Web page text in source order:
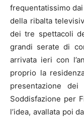
frequentatissimo
della ribalta
dei tre spettacoli
grandi serate di
arrivata ieri con
proprio la
presentazione
Soddisfazione per
l’idea, avallata poi